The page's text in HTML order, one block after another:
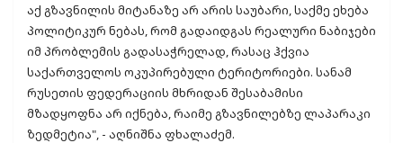
აქ გზავნილის მიტანაზე არ არის საუბარი, საქმე ეხება
პოლიტიკურ ნებას, რომ გადაიდგას რეალური ნაბიჯები
იმ პრობლემის გადასაჭრელად, რასაც ჰქვია
საქართველოს ოკუპირებული ტერიტორიები. სანამ
რუსეთის ფედერაციის მხრიდან შესაბამისი
მზადყოფნა არ იქნება, რაიმე გზავნილებზე ლაპარაკი
ზედმეტია", - აღნიშნა ფხალაძემ.